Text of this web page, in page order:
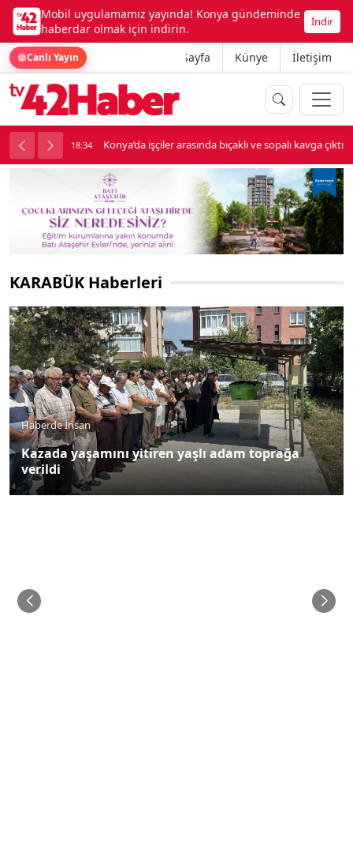
Mobil uygulamamız yayında! Konya gündeminde
haberdar olmak için indirin.
İndir
Canlı Yayın Ana Sayfa Künye İletişim
kavga çıktı 18:34 Lüks otomobille kar maskeli milyonluk soygun
KARABÜK Haberleri
Elektrik akımına kapılan işçi hayatını kaybetti